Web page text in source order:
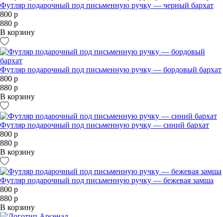
Футляр подарочный под письменную ручку — черный бархат
800 р
880 р
В корзину
Футляр подарочный под письменную ручку — бордовый бархат
800 р
880 р
В корзину
Футляр подарочный под письменную ручку — синий бархат
800 р
880 р
В корзину
Футляр подарочный под письменную ручку — бежевая замша
800 р
880 р
В корзину